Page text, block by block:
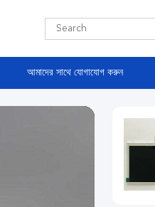
আমাদের সাথে যোগাযোগ করুন